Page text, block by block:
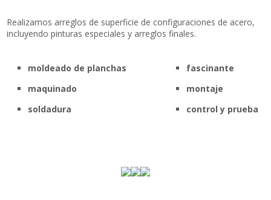
Realizamos arreglos de superficie de configuraciones de acero,
incluyendo pinturas especiales y arreglos finales.
moldeado de planchas
maquinado
soldadura
fascinante
montaje
control y prueba